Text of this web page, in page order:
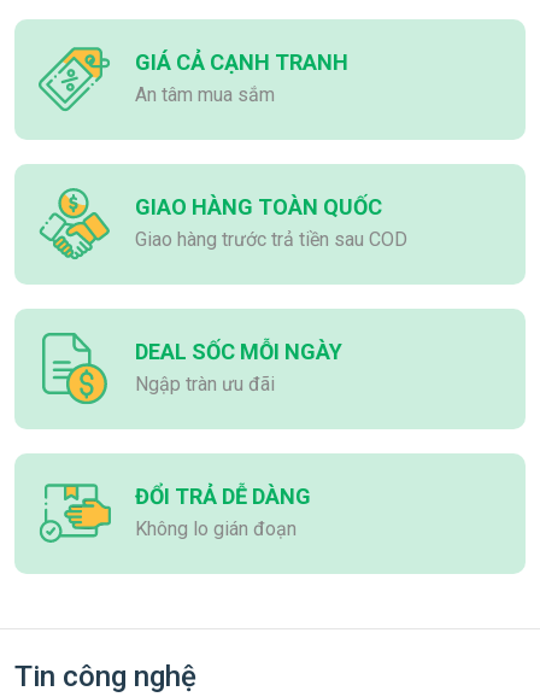
GIÁ CẢ CẠNH TRANH
An tâm mua sắm
GIAO HÀNG TOÀN QUỐC
Giao hàng trước trả tiền sau COD
DEAL SỐC MỖI NGÀY
Ngập tràn ưu đãi
ĐỔI TRẢ DỄ DÀNG
Không lo gián đoạn
Tin công nghệ